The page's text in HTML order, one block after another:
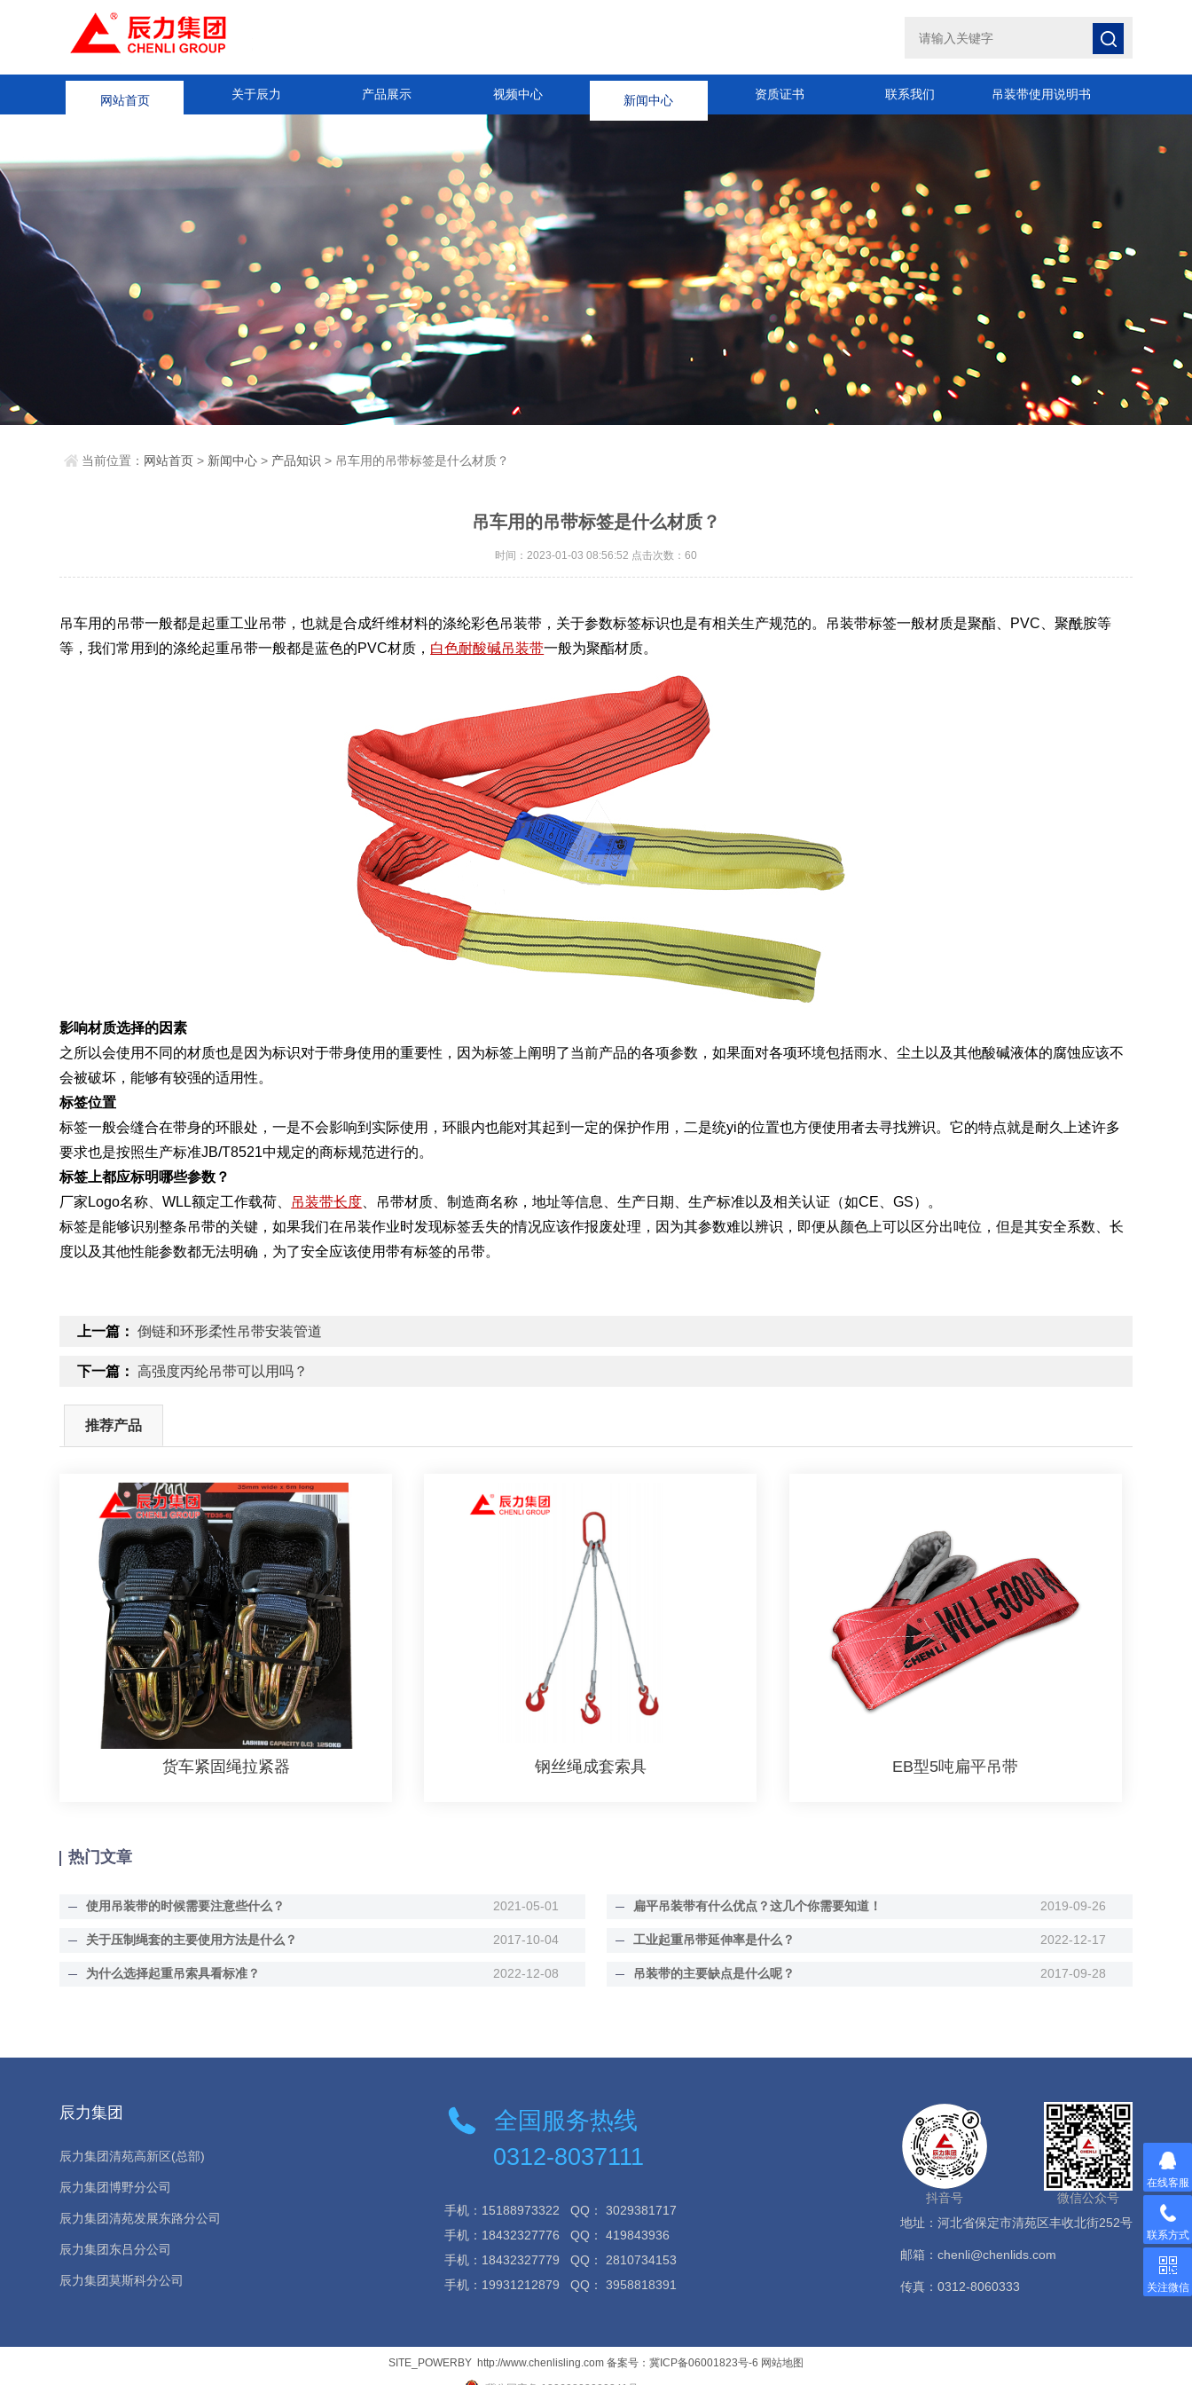
网站首页 关于辰力 产品展示 视频中心 新闻中心 资质证书 联系我们 吊装带使用说明书
当前位置： 网站首页 > 新闻中心 > 产品知识 > 吊车用的吊带标签是什么材质？
吊车用的吊带标签是什么材质？
时间：2023-01-03 08:56:52 点击次数：60
吊车用的吊带一般都是起重工业吊带，也就是合成纤维材料的涤纶彩色吊装带，关于参数标签标识也是有相关生产规范的。吊装带标签一般材质是聚酯、PVC、聚酰胺等
等，我们常用到的涤纶起重吊带一般都是蓝色的PVC材质， 白色耐酸碱吊装带一般为聚酯材质。
影响材质选择的因素
之所以会使用不同的材质也是因为标识对于带身使用的重要性，因为标签上阐明了当前产品的各项参数，如果面对各项环境包括雨水、尘土以及其他酸碱液体的腐蚀应该不
会被破坏，能够有较强的适用性。
标签位置
标签一般会缝合在带身的环眼处，一是不会影响到实际使用，环眼内也能对其起到一定的保护作用，二是统yi的位置也方便使用者去寻找辨识。它的特点就是耐久上述许多
要求也是按照生产标准JB/T8521中规定的商标规范进行的。
标签上都应标明哪些参数？
厂家Logo名称、WLL额定工作载荷、
吊装带长度 、吊带材质、制造商名称，地址等信息、生产日期、生产标准以及相关认证（如CE、GS）。
标签是能够识别整条吊带的关键，如果我们在吊装作业时发现标签丢失的情况应该作报废处理，因为其参数难以辨识，即便从颜色上可以区分出吨位，但是其安全系数、长
度以及其他性能参数都无法明确，为了安全应该使用带有标签的吊带。
上一篇： 倒链和环形柔性吊带安装管道
下一篇： 高强度丙纶吊带可以用吗？
推荐产品
货车紧固绳拉紧器 钢丝绳成套索具 EB型5吨扁平吊带
热门文章
使用吊装带的时候需要注意些什么？ 2021-05-01 扁平吊装带有什么优点？这几个你需要知道！ 2019-09-26
关于压制绳套的主要使用方法是什么？ 2017-10-04 工业起重吊带延伸率是什么？ 2022-12-17
为什么选择起重吊索具看标准？ 2022-12-08 吊装带的主要缺点是什么呢？ 2017-09-28
辰力集团
辰力集团清苑高新区(总部)
辰力集团博野分公司
辰力集团清苑发展东路分公司
辰力集团东吕分公司
辰力集团莫斯科分公司
全国服务热线
0312-8037111
手机：15188973322
QQ： 3029381717
手机：18432327776 QQ： 419843936
手机：18432327779 QQ： 2810734153
手机：19931212879
QQ： 3958818391
抖音号
微信公众号
地址：河北省保定市清苑区丰收北街252号
邮箱：chenli@chenlids.com
传真：0312-8060333
SITE_POWERBY http://www.chenlisling.com 备案号：冀ICP备06001823号-6 网站地图
在线客服
联系方式
关注微信